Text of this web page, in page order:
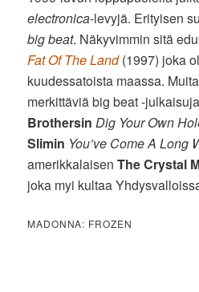
electronica-levyjä. Erityisen
big beat. Näkyvimmin sitä
Fat Of The Land(1997) joka
kuudessatoista maassa.
merkittäviä big beat -
Brothersin Dig Your Own
Slimin You’ve Come A Long
amerikkalaisenThe Crystal
joka myi kultaa
MADONNA: FROZEN